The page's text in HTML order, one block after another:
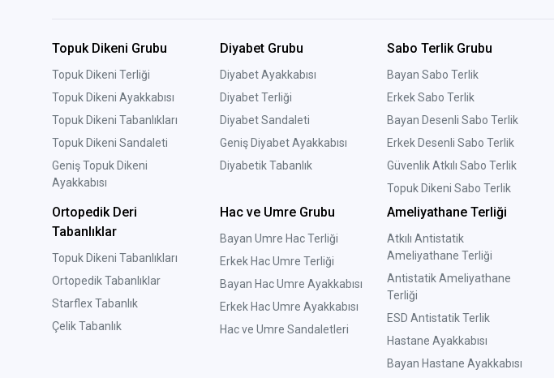
Topuk Dikeni Grubu
Topuk Dikeni Terliği
Topuk Dikeni Ayakkabısı
Topuk Dikeni Tabanlıkları
Topuk Dikeni Sandaleti
Geniş Topuk Dikeni
Ayakkabısı
Diyabet Grubu
Diyabet Ayakkabısı
Diyabet Terliği
Diyabet Sandaleti
Geniş Diyabet Ayakkabısı
Diyabetik Tabanlık
Sabo Terlik Grubu
Bayan Sabo Terlik
Erkek Sabo Terlik
Bayan Desenli Sabo Terlik
Erkek Desenli Sabo Terlik
Güvenlik Atkılı Sabo Terlik
Topuk Dikeni Sabo Terlik
Ortopedik Deri
Tabanlıklar
Topuk Dikeni Tabanlıkları
Ortopedik Tabanlıklar
Starflex Tabanlık
Çelik Tabanlık
Hac ve Umre Grubu
Bayan Umre Hac Terliği
Erkek Hac Umre Terliği
Bayan Hac Umre Ayakkabısı
Erkek Hac Umre Ayakkabısı
Hac ve Umre Sandaletleri
Ameliyathane Terliği
Atkılı Antistatik
Ameliyathane Terliği
Antistatik Ameliyathane
Terliği
ESD Antistatik Terlik
Hastane Ayakkabısı
Bayan Hastane Ayakkabısı